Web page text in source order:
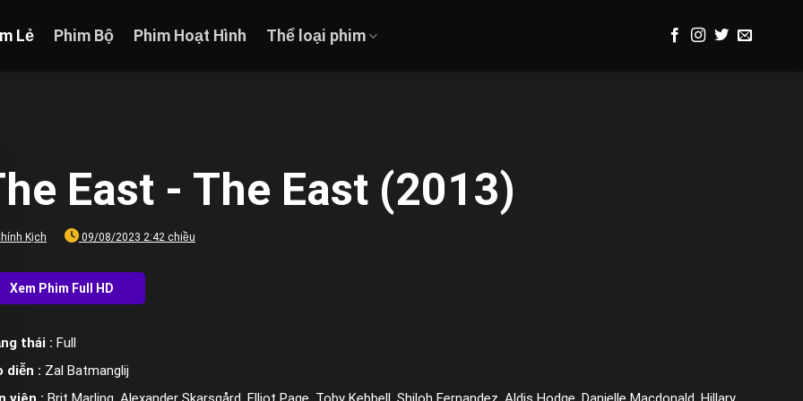
Lẻ Phim Bộ Phim Hoạt Hình Thể loại phim
East - The East (2013)
Kịch 09/08/2023 2:42 chiều
thái : Full
diễn : Zal Batmanglij